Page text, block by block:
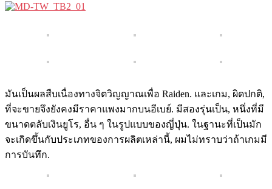
มันเป็นผลสืบเนื่องทางจิตวิญญาณเพื่อ Raiden. และเกม, ผิดปกติ,
ที่จะขายจึงยังคงมีราคาแพงมากบนอีเบย์. มีสองรุ่นเป็น, หนึ่งที่มี
ขนาดตลับเงินยูโร, อื่น ๆ ในรูปแบบของญี่ปุ่น. ในฐานะที่เป็นมัก
จะเกิดขึ้นกับประเภทของการผลิตเหล่านี้, ผมไม่ทราบว่าถ้าเกมมี
การบันทึก.